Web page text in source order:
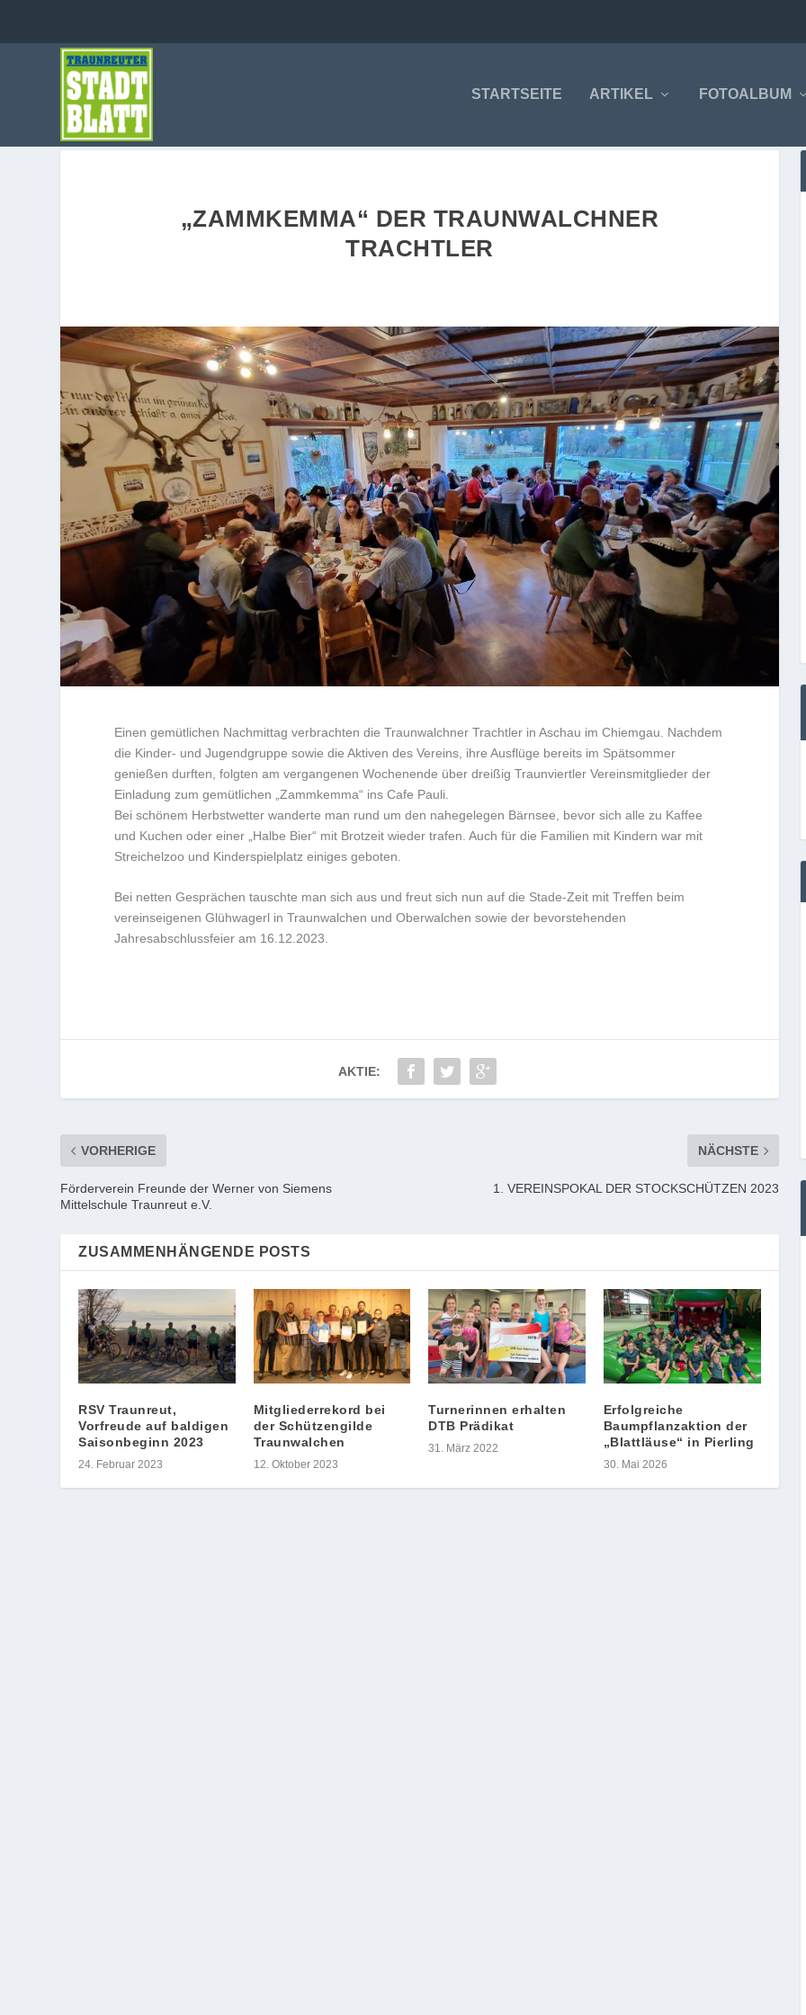
STARTSEITE ARTIKEL FOTOALBUM
„ZAMMKEMMA“ DER TRAUNWALCHNER
TRACHTLER
Einen gemütlichen Nachmittag verbrachten die Traunwalchner Trachtler in Aschau im Chiemgau. Nachdem
die Kinder- und Jugendgruppe sowie die Aktiven des Vereins, ihre Ausflüge bereits im Spätsommer
genießen durften, folgten am vergangenen Wochenende über dreißig Traunviertler Vereinsmitglieder der
Einladung zum gemütlichen „Zammkemma“ ins Cafe Pauli.
Bei schönem Herbstwetter wanderte man rund um den nahegelegen Bärnsee, bevor sich alle zu Kaffee
und Kuchen oder einer „Halbe Bier“ mit Brotzeit wieder trafen. Auch für die Familien mit Kindern war mit
Streichelzoo und Kinderspielplatz einiges geboten.
Bei netten Gesprächen tauschte man sich aus und freut sich nun auf die Stade-Zeit mit Treffen beim
vereinseigenen Glühwagerl in Traunwalchen und Oberwalchen sowie der bevorstehenden
Jahresabschlussfeier am 16.12.2023.
AKTIE:
VORHERIGE
Förderverein Freunde der Werner von Siemens
Mittelschule Traunreut e.V.
NÄCHSTE
1. VEREINSPOKAL DER STOCKSCHÜTZEN 2023
ZUSAMMENHÄNGENDE POSTS
RSV Traunreut,
Vorfreude auf baldigen
Saisonbeginn 2023
24. Februar 2023
Mitgliederrekord bei
der Schützengilde
Traunwalchen
12. Oktober 2023
Turnerinnen erhalten
DTB Prädikat
31. März 2022
Erfolgreiche
Baumpflanzaktion der
„Blattläuse“ in Pierling
30. Mai 2026